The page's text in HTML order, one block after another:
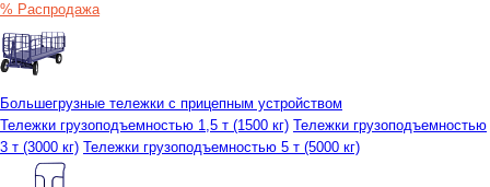
% Распродажа
Большегрузные тележки с прицепным устройством
Тележки грузоподъемностью 1,5 т (1500 кг) Тележки грузоподъемностью
3 т (3000 кг) Тележки грузоподъемностью 5 т (5000 кг)